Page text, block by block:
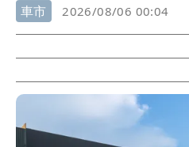
車市
2026/08/06 00:04